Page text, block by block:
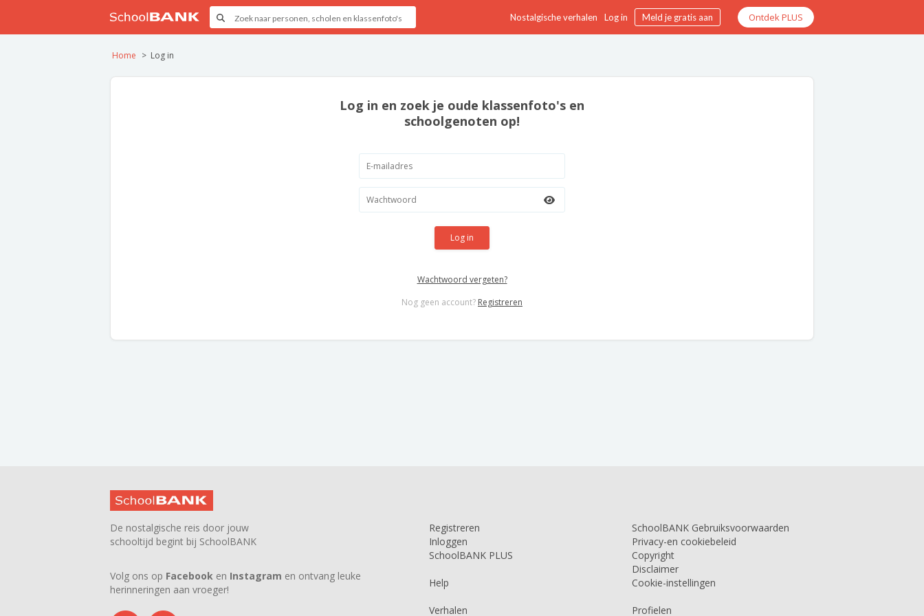
Nostalgische verhalen Log in Meld je gratis aan Ontdek PLUS
Home Log in
Log in en zoek je oude klassenfoto's en
schoolgenoten op!
Log in
Wachtwoord vergeten?
Nog geen account? Registreren
De nostalgische reis door jouw
schooltijd begint bij SchoolBANK
Volg ons op Facebook en Instagram en ontvang leuke
herinneringen aan vroeger!
Registreren
Inloggen
SchoolBANK PLUS
Help
Verhalen
SchoolBANK Gebruiksvoorwaarden
Privacy-en cookiebeleid
Copyright
Disclaimer
Cookie-instellingen
Profielen